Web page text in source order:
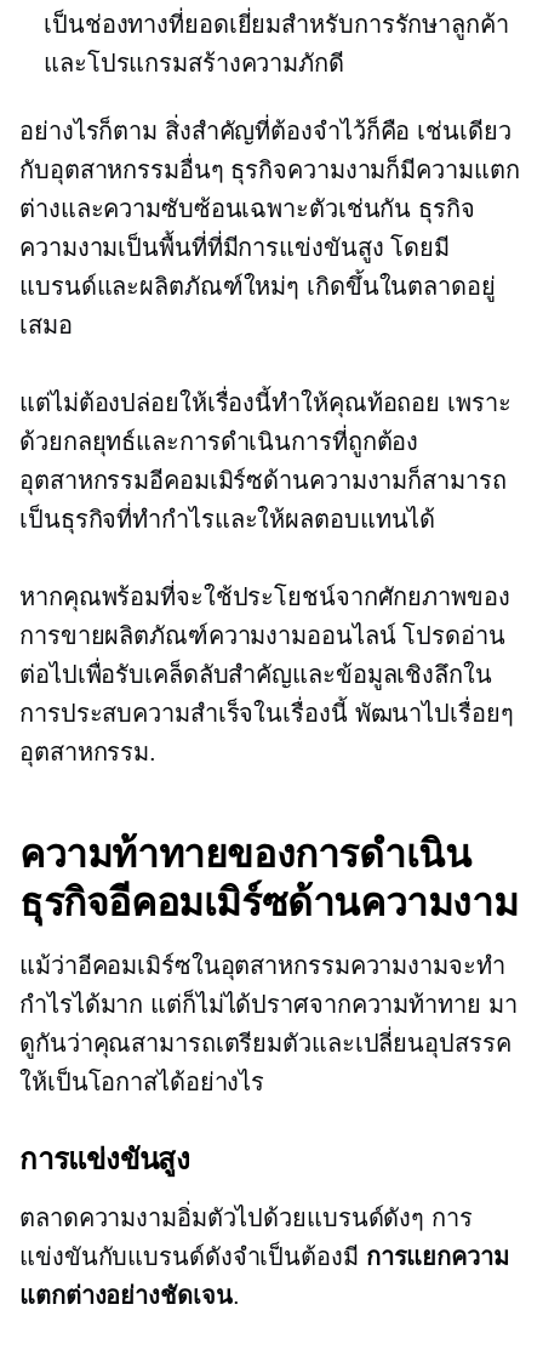
เป็นช่องทางที่ยอดเยี่ยมสำหรับการรักษาลูกค้า
และโปรแกรมสร้างความภักดี
อย่างไรก็ตาม สิ่งสำคัญที่ต้องจำไว้ก็คือ เช่นเดียว
กับอุตสาหกรรมอื่นๆ ธุรกิจความงามก็มีความแตก
ต่างและความซับซ้อนเฉพาะตัวเช่นกัน ธุรกิจ
ความงามเป็นพื้นที่ที่มีการแข่งขันสูง โดยมี
แบรนด์และผลิตภัณฑ์ใหม่ๆ เกิดขึ้นในตลาดอยู่
เสมอ
แต่ไม่ต้องปล่อยให้เรื่องนี้ทำให้คุณท้อถอย เพราะ
ด้วยกลยุทธ์และการดำเนินการที่ถูกต้อง
อุตสาหกรรมอีคอมเมิร์ซด้านความงามก็สามารถ
เป็นธุรกิจที่ทำกำไรและให้ผลตอบแทนได้
หากคุณพร้อมที่จะใช้ประโยชน์จากศักยภาพของ
การขายผลิตภัณฑ์ความงามออนไลน์ โปรดอ่าน
ต่อไปเพื่อรับเคล็ดลับสำคัญและข้อมูลเชิงลึกใน
การประสบความสำเร็จในเรื่องนี้ พัฒนาไปเรื่อยๆ
อุตสาหกรรม.
ความท้าทายของการดำเนิน
ธุรกิจอีคอมเมิร์ซด้านความงาม
แม้ว่าอีคอมเมิร์ซในอุตสาหกรรมความงามจะทำ
กำไรได้มาก แต่ก็ไม่ได้ปราศจากความท้าทาย มา
ดูกันว่าคุณสามารถเตรียมตัวและเปลี่ยนอุปสรรค
ให้เป็นโอกาสได้อย่างไร
การแข่งขันสูง
ตลาดความงามอิ่มตัวไปด้วยแบรนด์ดังๆ การ
แข่งขันกับแบรนด์ดังจำเป็นต้องมี การแยกความ
แตกต่างอย่างชัดเจน.